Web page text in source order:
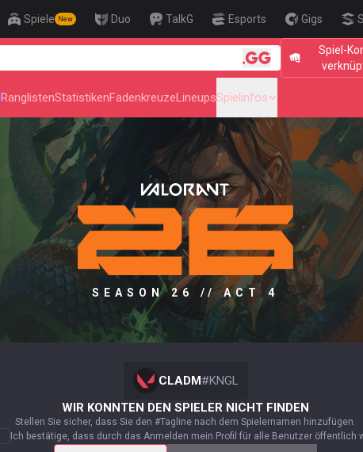
Spiele New Duo TalkG Esports Gigs
Spiel-
🎯 Level
RanglistenStatistikenFadenkreuzeLineupsSpielinfos
SEASON 26 // ACT 4
CLADM#KNGL
WIR KONNTEN DEN SPIELER NICHT FINDEN
Stellen Sie sicher, dass Sie den #Tagline nach dem Spielernamen hinzufügen.
Ich bestätige, dass durch das Anmelden mein Profil für alle Benutzer öffentlich